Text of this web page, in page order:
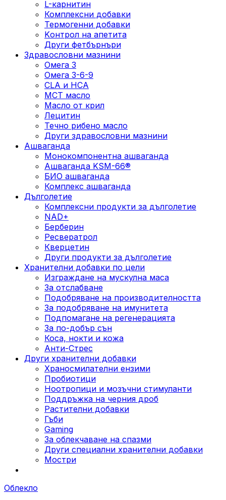
L-карнитин
Комплексни добавки
Термогенни добавки
Kонтрол на апетита
Други фетбърнъри
Здравословни мазнини
Омега 3
Омега 3-6-9
CLA и HCA
МСТ масло
Масло от крил
Лецитин
Течно рибено масло
Други здравословни мазнини
Ашваганда
Монокомпонентна ашваганда
Ашваганда KSM-66®
БИО ашваганда
Комплекс ашваганда
Дълголетие
Комплексни продукти за дълголетие
NAD+
Берберин
Ресвератрол
Кверцетин
Други продукти за дълголетие
Хранителни добавки по цели
Изграждане на мускулна маса
За отслабване
Подобряване на производителността
За подобряване на имунитета
Подпомагане на регенерацията
За по-добър сън
Коса, нокти и кожа
Анти-Стрес
Други хранителни добавки
Храносмилателни ензими
Пробиотици
Ноотропици и мозъчни стимуланти
Поддръжка на черния дроб
Растителни добавки
Гъби
Gaming
За облекчаване на спазми
Други специални хранителни добавки
Мостри
Облекло